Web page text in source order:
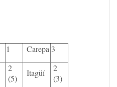
1 Carepa 3
2
(5)
Itagüí
2
(3)